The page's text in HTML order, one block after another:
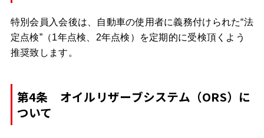
特別会員入会後は、自動車の使用者に義務付けられた“法
定点検”（1年点検、2年点検）を定期的に受検頂くよう
推奨致します。
第4条 オイルリザーブシステム（ORS）に
ついて